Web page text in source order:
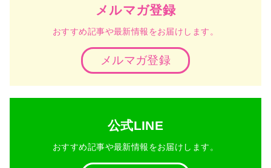
メルマガ登録
おすすめ記事や最新情報をお届けします。
メルマガ登録
公式LINE
おすすめ記事や最新情報をお届けします。